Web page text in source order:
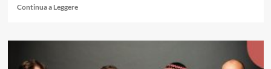
Continua a LeggereLeggi
su